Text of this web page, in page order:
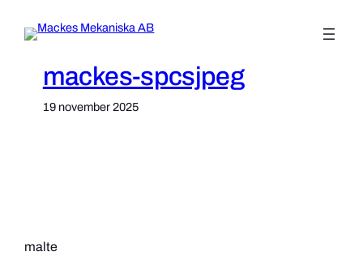
mackes-spcsjpeg
19 november 2025
malte